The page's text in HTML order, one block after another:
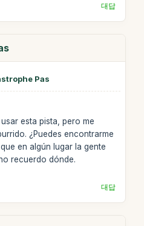
대답
Pas
esta pista, pero me
¿Puedes encontrarme
en algún lugar la gente
recuerdo dónde.
대답